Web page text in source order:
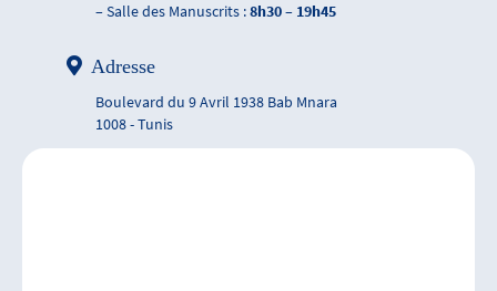
– Salle des Manuscrits :8h30 – 19h45
Adresse
Boulevard du 9 Avril 1938 Bab Mnara
1008 - Tunis